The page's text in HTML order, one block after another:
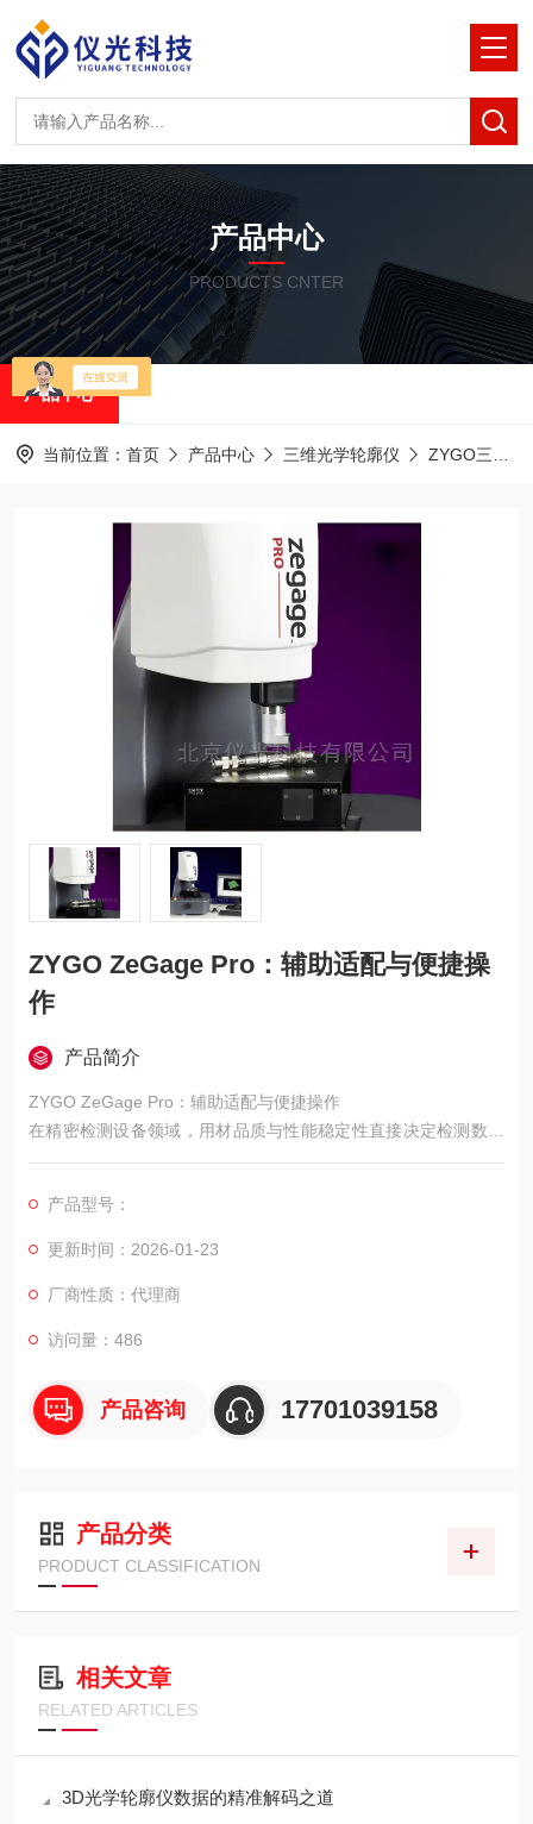
产品中心
PRODUCTS CNTER
产品中心
当前位置： 首页 产品中心 三维光学轮廓仪 ZYGO三维光学轮廓仪
ZYGO ZeGage Pro：辅助适配与便捷操
作
产品简介
ZYGO ZeGage Pro：辅助适配与便捷操作
在精密检测设备领域，用材品质与性能稳定性直接决定检测数据
的可靠性与设备的使用寿命。ZYGO 3D 光学轮廓仪 ZeGage Pro
料，搭配成熟的光学与机械技术，为跨领域检测提供稳定、精准
的支持，成为科研机构与企业实验室的可靠选择。
产品型号：
更新时间：2026-01-23
厂商性质：代理商
访问量：486
产品咨询 17701039158
产品分类
PRODUCT CLASSIFICATION
相关文章
RELATED ARTICLES
3D光学轮廓仪数据的精准解码之道